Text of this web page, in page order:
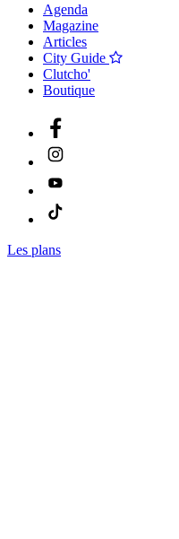
Agenda
Magazine
Articles
City Guide
Clutcho'
Boutique
Les plans